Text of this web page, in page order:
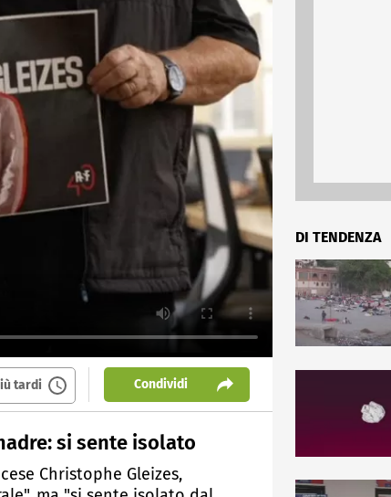
tardi Condividi
si sente isolato
Christophe Gleizes,
DI TENDENZA